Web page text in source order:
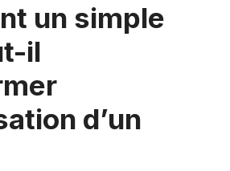
un simple
il
d’un